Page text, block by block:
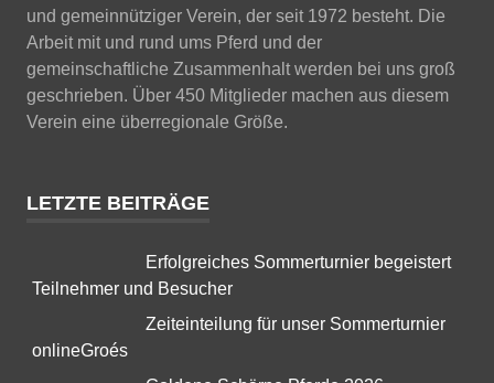
und gemeinnütziger Verein, der seit 1972 besteht. Die
Arbeit mit und rund ums Pferd und der
gemeinschaftliche Zusammenhalt werden bei uns groß
geschrieben. Über 450 Mitglieder machen aus diesem
Verein eine überregionale Größe.
LETZTE BEITRÄGE
Erfolgreiches Sommerturnier begeistert
Teilnehmer und Besucher
Zeiteinteilung für unser Sommerturnier
onlineGroés